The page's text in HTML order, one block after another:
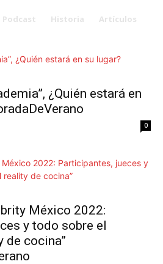
Podcast Historia Artículos
¿Quién estará en
0
México 2022:
y todo sobre el
de cocina”